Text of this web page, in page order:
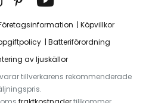
Köpvillkor
Batteriförordning
av ljuskällor
tillverkarens rekommenderade